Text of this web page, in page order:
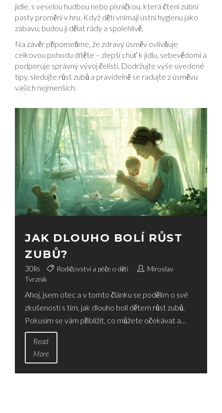
jídle, s veselou hudbou nebo písničkou, která čtení zubní
pasty promění v hru. Když děti vnímají ústní hygienu jako
zábavu, budou ji dělat rády a spolehlivě.
Na závěr připomeňme, že zdravý úsměv ovlivňuje
celkovou pohodu dítěte – zlepší chuť k jídlu, sebevědomí a
podporuje správný vývoj čelistí. Dodržujte výše uvedené
tipy, sledujte růst zubů a pravidelně se radujte z úsměvu
vašich nejmenších.
JAK DLOUHO BOLÍ RŮST
ZUBŮ?
30lis Rodičovství a péče o děti
Miroslav
Tvrzník
Ahoj, jsem otec a v tomto článku se podělím o své
zkušenosti s tím, jak dlouho bolí dětem růst zubů.
Pokusím se vám přiblížit, co můžete očekávat a
jakým způsobem lze bolest zmírnit. Být rodičem
není kůže, ale věřte mi, že znalost tohoto procesu
může celou situaci značně usnadnit. Sledujte můj
blog a dozvíte se více.
Read
More